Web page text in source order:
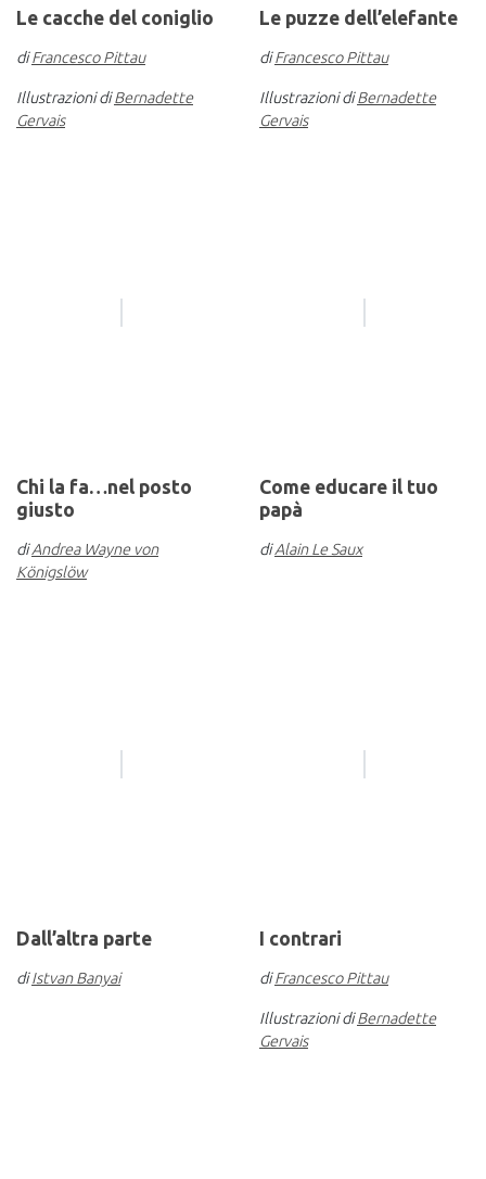
Le cacche del coniglio
diFrancesco Pittau
Illustrazioni diBernadette
Gervais
Le puzze dell’elefante
diFrancesco Pittau
Illustrazioni diBernadette
Gervais
Chi la fa…nel posto
giusto
diAndrea Wayne von
Königslöw
Come educare il tuo
papà
diAlain Le Saux
Dall’altra parte
diIstvan Banyai
I contrari
diFrancesco Pittau
Illustrazioni diBernadette
Gervais